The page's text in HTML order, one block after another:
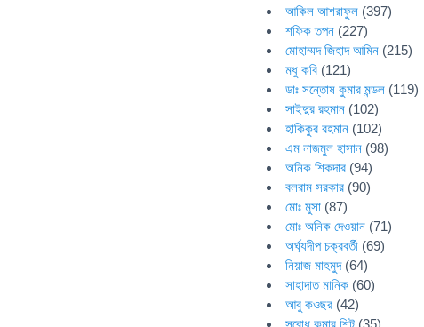
আকিল আশরাফুল (397)
শফিক তপন (227)
মোহাম্মদ জিহাদ আমিন (215)
মধু কবি (121)
ডাঃ সন্তোষ কুমার মন্ডল (119)
সাইদুর রহমান (102)
হাকিকুর রহমান (102)
এম নাজমুল হাসান (98)
অনিক শিকদার (94)
বলরাম সরকার (90)
মোঃ মুসা (87)
মোঃ অনিক দেওয়ান (71)
অর্ঘ্যদীপ চক্রবর্তী (69)
নিয়াজ মাহমুদ(64)
সাহাদাত মানিক (60)
আবু কওছর (42)
সুবোধ কুমার শিট (35)